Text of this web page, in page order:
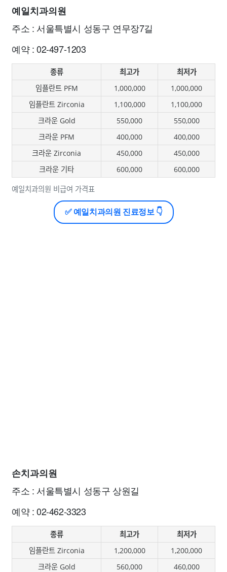
예일치과의원
주소 : 서울특별시 성동구 연무장7길
예약 : 02-497-1203
예일치과의원 비급여 가격표
종류 최고가
최저가
임플란트 PFM
1,000,000
1,000,000
임플란트 Zirconia
1,100,000
1,100,000
크라운 Gold
550,000
550,000
크라운 PFM
400,000
400,000
크라운 Zirconia
450,000
450,000
크라운 기타
600,000 600,000
✅ 예일치과의원 진료정보 👇
손치과의원
주소 : 서울특별시 성동구 상원길
예약 : 02-462-3323
종류 최고가
최저가
임플란트 Zirconia
1,200,000
1,200,000
크라운 Gold
560,000
460,000